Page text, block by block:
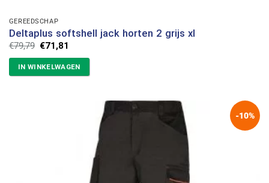
GEREEDSCHAP
Deltaplus softshell jack horten 2 grijs xl
€79,79 Oorspronkelijke
prijs
was:
€79,79.
€71,81
is:
€71,81.
IN WINKELWAGEN
-10%